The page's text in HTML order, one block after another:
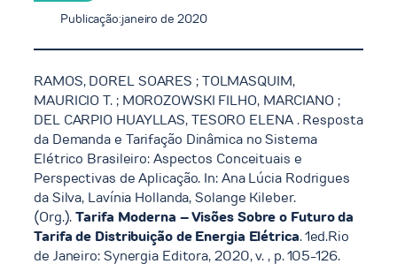
Publicação:janeiro de 2020
RAMOS, DOREL SOARES ; TOLMASQUIM,
MAURICIO T. ; MOROZOWSKI FILHO, MARCIANO ;
DEL CARPIO HUAYLLAS, TESORO ELENA . Resposta
da Demanda e Tarifação Dinâmica no Sistema
Elétrico Brasileiro: Aspectos Conceituais e
Perspectivas de Aplicação. In: Ana Lúcia Rodrigues
da Silva, Lavínia Hollanda, Solange Kileber.
(Org.).Tarifa Moderna – Visões Sobre o Futuro da
Tarifa de Distribuição de Energia Elétrica. 1ed.Rio
de Janeiro: Synergia Editora, 2020, v. , p. 105-126.